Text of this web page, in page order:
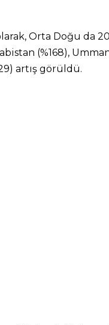
Orta Doğu da
(%168),
artış görüldü.